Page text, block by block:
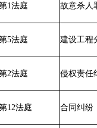
1法庭 故意杀人
5法庭 建设工程
2法庭 侵权责任
12法庭 合同纠纷